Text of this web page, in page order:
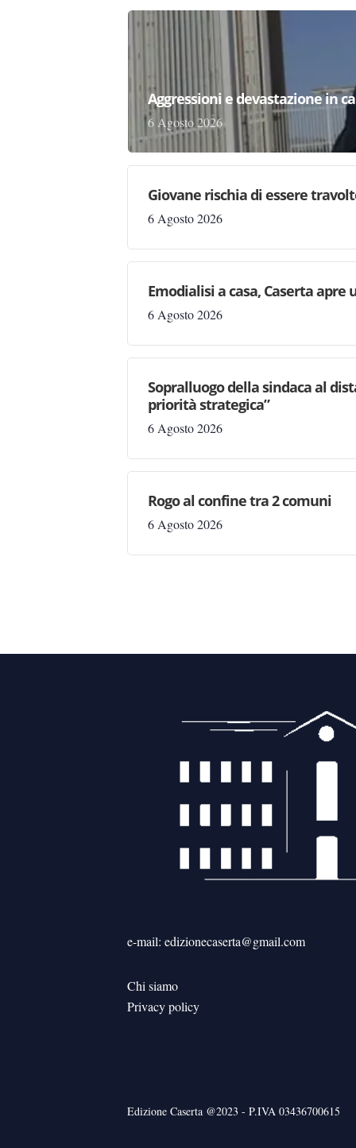
Aggressioni e devastazione in
6 Agosto 2026
Giovane rischia di essere
6 Agosto 2026
Emodialisi a casa, Caserta apre
6 Agosto 2026
Sopralluogo della sindaca al
priorità strategica”
6 Agosto 2026
Rogo al confine tra 2 comuni
6 Agosto 2026
e-mail: edizionecaserta@gmail.com
Chi siamo
Privacy policy
Edizione Caserta @2023 - P.IVA 03436700615